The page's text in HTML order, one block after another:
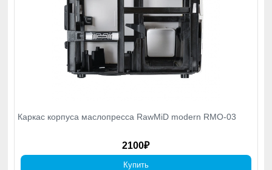
Каркас корпуса маслопресса RawMiD modern RMO-03
2100₽
Купить